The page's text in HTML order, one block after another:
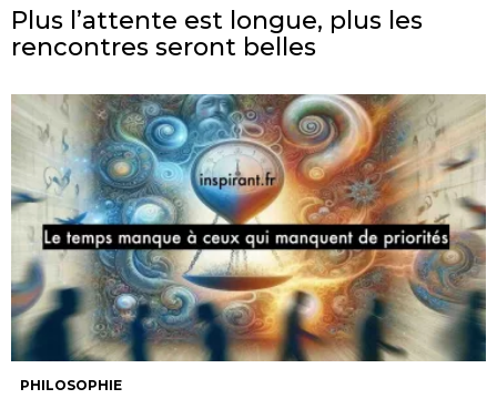
Plus l’attente est longue, plus les
rencontres seront belles
PHILOSOPHIE